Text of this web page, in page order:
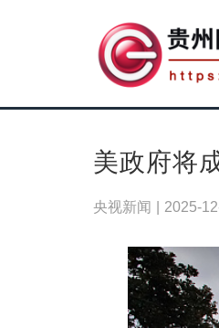
美政府将
央视新闻 | 2025-